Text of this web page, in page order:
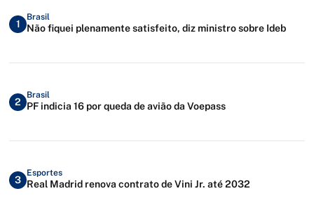
1
Brasil
Não fiquei plenamente satisfeito, diz ministro sobre Ideb
2
Brasil
PF indicia 16 por queda de avião da Voepass
3
Esportes
Real Madrid renova contrato de Vini Jr. até 2032